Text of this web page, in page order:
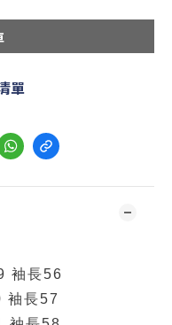
單
袖長56
袖長57